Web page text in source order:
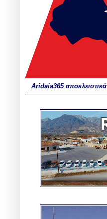
Aridaia365 αποκλειστικά